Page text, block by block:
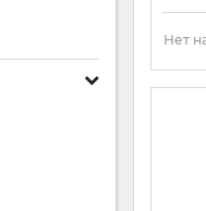
Нет